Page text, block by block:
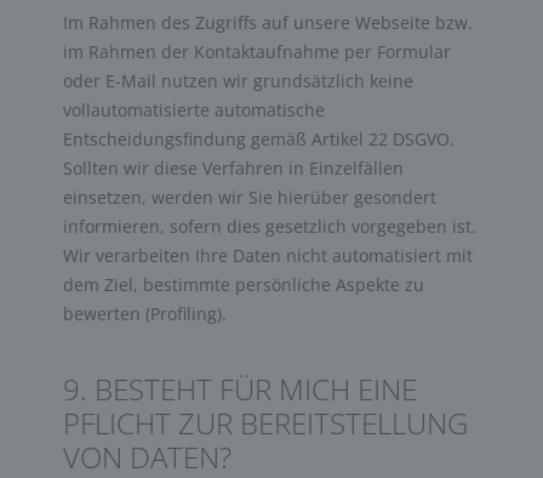
Im Rahmen des Zugriffs auf unsere Webseite bzw.
im Rahmen der Kontaktaufnahme per Formular
oder E-Mail nutzen wir grundsätzlich keine
vollautomatisierte automatische
Entscheidungsfindung gemäß Artikel 22 DSGVO.
Sollten wir diese Verfahren in Einzelfällen
einsetzen, werden wir Sie hierüber gesondert
informieren, sofern dies gesetzlich vorgegeben ist.
Wir verarbeiten Ihre Daten nicht automatisiert mit
dem Ziel, bestimmte persönliche Aspekte zu
bewerten (Profiling).
9. BESTEHT FÜR MICH EINE
PFLICHT ZUR BEREITSTELLUNG
VON DATEN?